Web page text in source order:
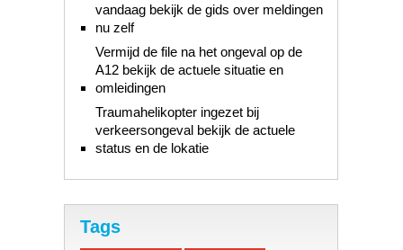
vandaag bekijk de gids over meldingen
nu zelf
Vermijd de file na het ongeval op de
A12 bekijk de actuele situatie en
omleidingen
Traumahelikopter ingezet bij
verkeersongeval bekijk de actuele
status en de lokatie
Tags